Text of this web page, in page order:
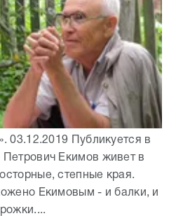
03.12.2019 Публикуется в
Екимов живет в
степные края.
Екимовым - и балки, и